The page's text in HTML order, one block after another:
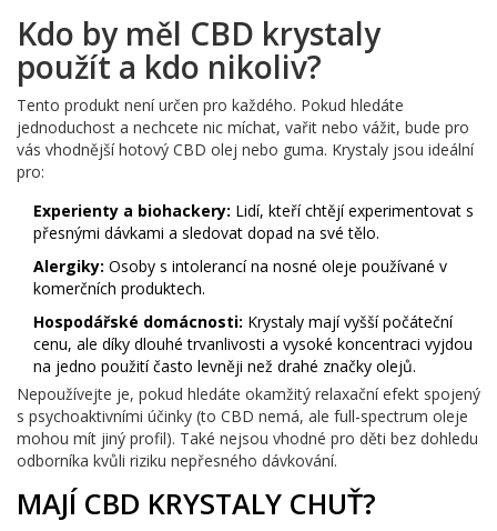
Kdo by měl CBD krystaly
použít a kdo nikoliv?
Tento produkt není určen pro každého. Pokud hledáte
jednoduchost a nechcete nic míchat, vařit nebo vážit, bude pro
vás vhodnější hotový CBD olej nebo guma. Krystaly jsou ideální
pro:
Experienty a biohackery: Lidí, kteří chtějí experimentovat s
přesnými dávkami a sledovat dopad na své tělo.
Alergiky: Osoby s intolerancí na nosné oleje používané v
komerčních produktech.
Hospodářské domácnosti: Krystaly mají vyšší počáteční
cenu, ale díky dlouhé trvanlivosti a vysoké koncentraci vyjdou
na jedno použití často levněji než drahé značky olejů.
Nepoužívejte je, pokud hledáte okamžitý relaxační efekt spojený
s psychoaktivními účinky (to CBD nemá, ale full-spectrum oleje
mohou mít jiný profil). Také nejsou vhodné pro děti bez dohledu
odborníka kvůli riziku nepřesného dávkování.
MAJÍ CBD KRYSTALY CHUŤ?